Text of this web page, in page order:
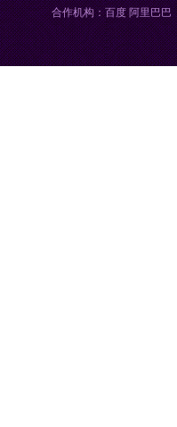
合作机构：百度 阿里巴巴